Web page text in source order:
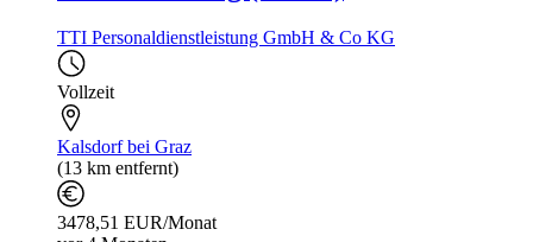
TTI Personaldienstleistung GmbH & Co KG
Vollzeit
Kalsdorf bei Graz
(13 km entfernt)
3478,51 EUR/Monat